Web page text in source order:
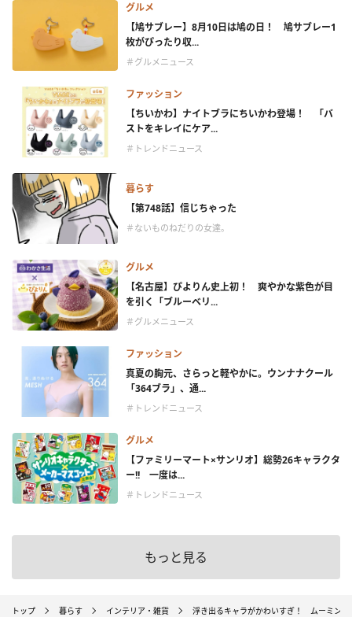
グルメ
【鳩サブレー】8月10日は鳩の日！ 鳩サブレー1
枚がぴったり収...
＃グルメニュース
ファッション
【ちいかわ】ナイトブラにちいかわ登場！ 「バ
ストをキレイにケア...
＃トレンドニュース
暮らす
【第748話】信じちゃった
＃ないものねだりの女達。
グルメ
【名古屋】ぴよりん史上初！ 爽やかな紫色が目
を引く「ブルーベリ...
＃グルメニュース
ファッション
真夏の胸元、さらっと軽やかに。ウンナナクール
「364ブラ」、通...
＃トレンドニュース
グルメ
【ファミリーマート×サンリオ】総勢26キャラクタ
ー!! 一度は...
＃トレンドニュース
もっと見る
トップ 暮らす インテリア・雑貨 浮き出るキャラがかわいすぎ！ ムーミンの